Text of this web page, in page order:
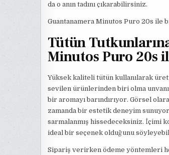
da o anın tadını çıkarabilirsiniz.
Guantanamera Minutos Puro 20s ile
Tütün
Minutos Puro 20s
Yüksek kaliteli tütün kullanılarak
sevilen ürünlerinden biri olma
bir aromayı barındırıyor. Görsel
zamanda bir estetik deneyim
sarmalanmış hissedeceksiniz. İçimi
ideal bir seçenek olduğunu
Sipariş verirken ödeme yöntemleri